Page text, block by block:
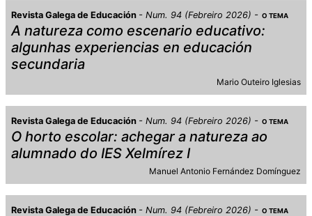
Revista Galega de Educación Num. 94 (Febreiro 2026) O TEMA
A natureza como escenario educativo:
algunhas experiencias en educación
secundaria
Mario Outeiro Iglesias
Revista Galega de Educación Num. 94 (Febreiro 2026) O TEMA
O horto escolar: achegar a natureza ao
alumnado do IES Xelmírez I
Manuel Antonio Fernández Domínguez
Revista Galega de Educación Num. 94 (Febreiro 2026) O TEMA